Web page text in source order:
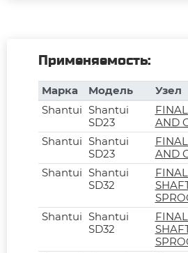
Применяемость:
Марка Модель
Узел
Shantui Shantui
SD23
AND
Shantui Shantui
SD23
AND
Shantui Shantui
SD32
Shantui Shantui
SD32